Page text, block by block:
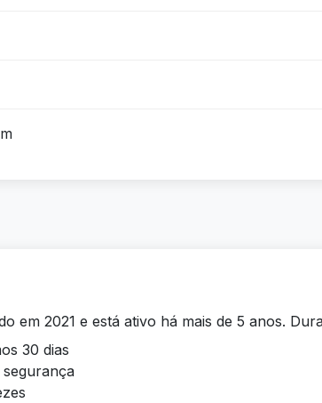
em 2021 e está ativo há mais de 5 anos.
30 dias
segurança